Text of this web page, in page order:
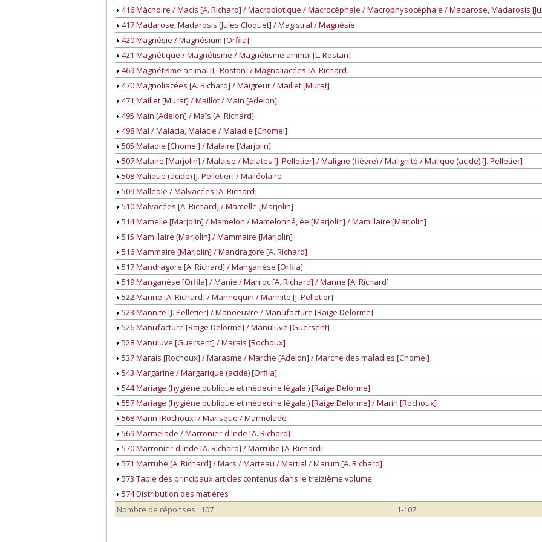
416 Mâchoire / Macis [A. Richard] / Macrobiotique / Macrocéphale / Macrophysocéphale / Madarose, Madarosis
417 Madarose, Madarosis [Jules Cloquet] / Magistral / Magnésie
420 Magnésie / Magnésium [Orfila]
421 Magnétique / Magnétisme / Magnétisme animal [L. Rostan]
469 Magnétisme animal [L. Rostan] / Magnoliacées [A. Richard]
470 Magnoliacées [A. Richard] / Maigreur / Maillet [Murat]
471 Maillet [Murat] / Maillot / Main [Adelon]
495 Main [Adelon] / Maïs [A. Richard]
498 Mal / Malacia, Malacie / Maladie [Chomel]
505 Maladie [Chomel] / Malaire [Marjolin]
507 Malaire [Marjolin] / Malaise / Malates [J. Pelletier] / Maligne (fièvre) / Malignité / Malique (acide) [J. Pelletier]
508 Malique (acide) [J. Pelletier] / Malléolaire
509 Malleole / Malvacées [A. Richard]
510 Malvacées [A. Richard] / Mamelle [Marjolin]
514 Mamelle [Marjolin] / Mamelon / Mamelonné, ée [Marjolin] / Mamillaire [Marjolin]
515 Mamillaire [Marjolin] / Mammaire [Marjolin]
516 Mammaire [Marjolin] / Mandragore [A. Richard]
517 Mandragore [A. Richard] / Manganèse [Orfila]
519 Manganèse [Orfila] / Manie / Manioc [A. Richard] / Manne [A. Richard]
522 Manne [A. Richard] / Mannequin / Mannite [J. Pelletier]
523 Mannite [J. Pelletier] / Manoeuvre / Manufacture [Raige Delorme]
526 Manufacture [Raige Delorme] / Manuluve [Guersent]
528 Manuluve [Guersent] / Marais [Rochoux]
537 Marais [Rochoux] / Marasme / Marche [Adelon] / Marche des maladies [Chomel]
543 Margarine / Margarique (acide) [Orfila]
544 Mariage (hygiène publique et médecine légale.) [Raige Delorme]
557 Mariage (hygiène publique et médecine légale.) [Raige Delorme] / Marin [Rochoux]
568 Marin [Rochoux] / Marisque / Marmelade
569 Marmelade / Marronier-d'Inde [A. Richard]
570 Marronier-d'Inde [A. Richard] / Marrube [A. Richard]
571 Marrube [A. Richard] / Mars / Marteau / Martial / Marum [A. Richard]
573 Table des principaux articles contenus dans le treizième volume
574 Distribution des matières
Nombre de réponses : 107
1-107